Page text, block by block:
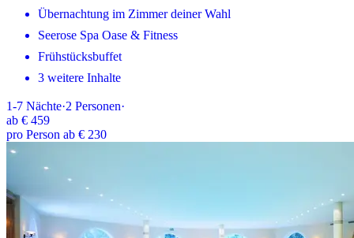
Übernachtung im Zimmer deiner Wahl
Seerose Spa Oase & Fitness
Frühstücksbuffet
3 weitere Inhalte
1-7 Nächte·2 Personen·
ab € 459
pro Person ab € 230